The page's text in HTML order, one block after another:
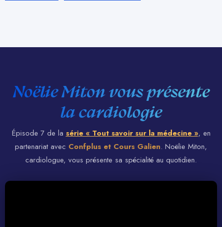
Noëlie Miton vous présente
la cardiologie
Épisode 7 de la série « Tout savoir sur la médecine », en
partenariat avec Confplus et Cours Galien. Noëlie Miton,
cardiologue, vous présente sa spécialité au quotidien.